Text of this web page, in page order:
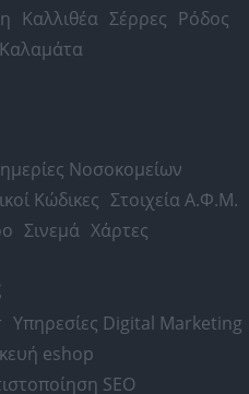
Καλλιθέα Σέρρες Ρόδος
Καλαμάτα
Νοσοκομείων
Κώδικες Στοιχεία Α.Φ.Μ.
Σινεμά Χάρτες
Υπηρεσίες Digital Marketing
eshop
SEO